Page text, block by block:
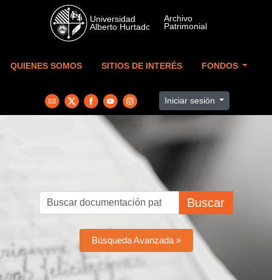
Skip to main content
QUIENES SOMOS SITIOS DE INTERÉS FONDOS
Iniciar sesión
Buscar
Búsqueda Avanzada »